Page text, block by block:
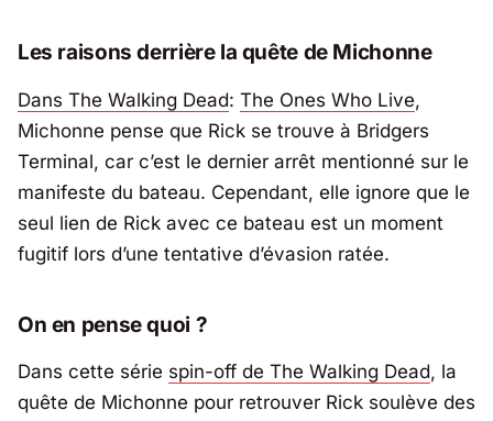
Les raisons derrière la quête de Michonne
Dans The Walking Dead: The Ones Who Live,
Michonne pense que Rick se trouve à Bridgers
Terminal, car c’est le dernier arrêt mentionné sur le
manifeste du bateau. Cependant, elle ignore que le
seul lien de Rick avec ce bateau est un moment
fugitif lors d’une tentative d’évasion ratée.
On en pense quoi ?
Dans cette série spin-off de The Walking Dead, la
quête de Michonne pour retrouver Rick soulève des